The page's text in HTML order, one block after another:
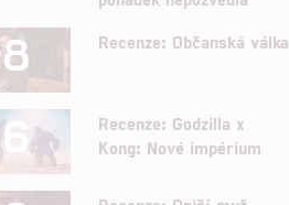
8 Recenze: Občanská válka
6
Recenze: Godzilla x
Kong: Nové impérium